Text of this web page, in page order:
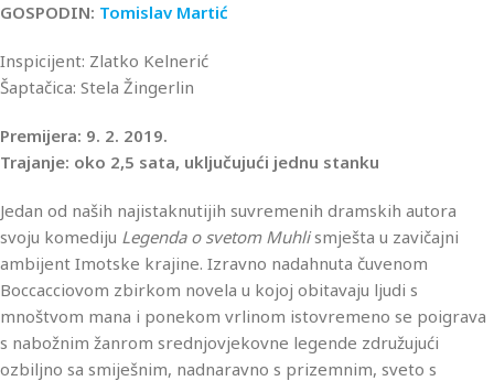
GOSPODIN: Tomislav Martić
Inspicijent: Zlatko Kelnerić
Šaptačica: Stela Žingerlin
Premijera: 9. 2. 2019.
Trajanje: oko 2,5 sata, uključujući jednu stanku
Jedan od naših najistaknutijih suvremenih dramskih autora
svoju komediju Legenda o svetom Muhlismješta u zavičajni
ambijent Imotske krajine. Izravno nadahnuta čuvenom
Boccacciovom zbirkom novela u kojoj obitavaju ljudi s
mnoštvom mana i ponekom vrlinom istovremeno se poigrava
s nabožnim žanrom srednjovjekovne legende združujući
ozbiljno sa smiješnim, nadnaravno s prizemnim, sveto s